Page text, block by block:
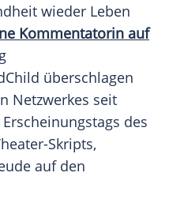
wieder Leben
Kommentatorin auf
überschlagen
Netzwerkes seit
des
Skripts,
auf den